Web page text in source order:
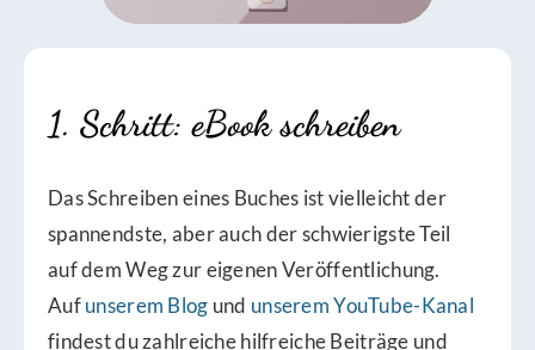
1. Schritt: eBook schreiben
Das Schreiben eines Buches ist vielleicht der
spannendste, aber auch der schwierigste Teil
auf dem Weg zur eigenen Veröffentlichung.
Aufunserem Blog und unserem YouTube-Kanal
findest du zahlreiche hilfreiche Beiträge und